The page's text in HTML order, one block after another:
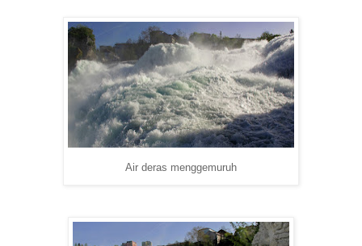
Air deras menggemuruh